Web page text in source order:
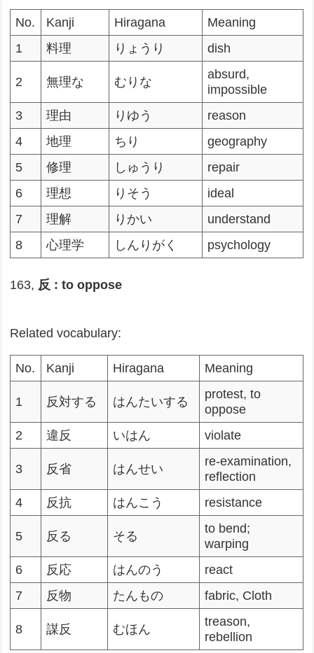
No. Kanji Hiragana
Meaning
1
料理 りょうり dish
2 無理な むりな
absurd,
impossible
3
理由 りゆう
reason
4
地理 ちり
geography
5
修理 しゅうり
repair
6
理想 りそう
ideal
7
理解 りかい
understand
8
心理学 しんりがく psychology
163, 反 : to oppose
Related vocabulary:
No. Kanji Hiragana Meaning
1 反対する はんたいする
protest, to
oppose
2
違反 いはん violate
3 反省 はんせい
re-examination,
reflection
4
反抗 はんこう resistance
5 反る そる
to bend;
warping
6
反応 はんのう
react
7
反物 たんもの fabric, Cloth
8 謀反 むほん
treason,
rebellion